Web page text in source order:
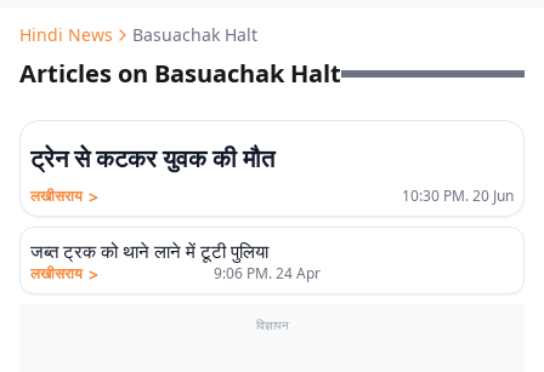
Hindi News Basuachak Halt
Articles on Basuachak Halt
ट्रेन से कटकर युवक की मौत
लखीसराय > 10:30 PM. 20 Jun
जब्त ट्रक को थाने लाने में टूटी पुलिया
लखीसराय > 9:06 PM. 24 Apr
विज्ञापन